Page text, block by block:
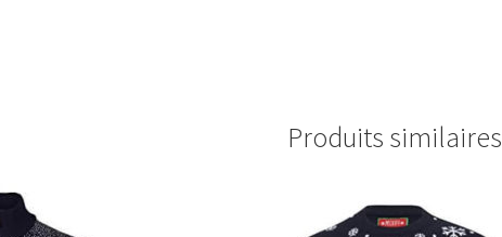
Produits similaires